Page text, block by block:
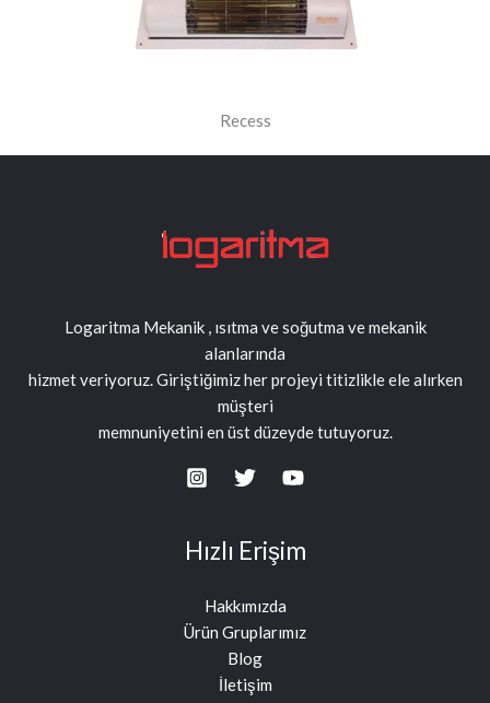
Recess
Logaritma Mekanik , ısıtma ve soğutma ve mekanik
alanlarında
hizmet veriyoruz. Giriştiğimiz her projeyi titizlikle ele alırken
müşteri
memnuniyetini en üst düzeyde tutuyoruz.
Hızlı Erişim
Hakkımızda
Ürün Gruplarımız
Blog
İletişim